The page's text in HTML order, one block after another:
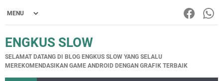
ENGKUS SLOW
SELAMAT DATANG DI BLOG ENGKUS SLOW YANG SELALU
MEREKOMENDASIKAN GAME ANDROID DENGAN GRAFIK TERBAIK